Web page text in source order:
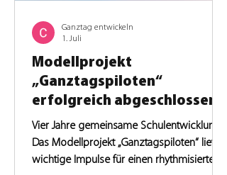
Modellprojekt
„Ganztagspiloten“
erfolgreich abgeschlossen
Vier Jahre gemeinsame Schulentwicklung:
Das Modellprojekt „Ganztagspiloten“ liefert
wichtige Impulse für einen rhythmisierten
Ganztag entwickeln
1. Juli